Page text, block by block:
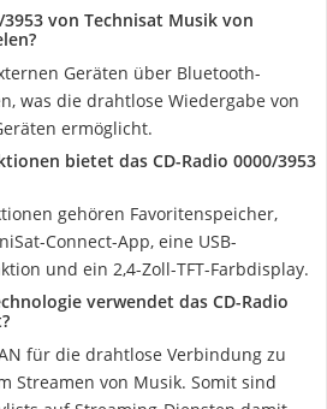
3953 von Technisat Musik von
Geräten über Bluetooth-
was die drahtlose Wiedergabe von
ermöglicht.
bietet das CD-Radio ‎0000/3953
gehören Favoritenspeicher,
Connect-App, eine USB-
und ein 2,4-Zoll-TFT-Farbdisplay.
verwendet das CD-Radio
für die drahtlose Verbindung zu
Streamen von Musik. Somit sind